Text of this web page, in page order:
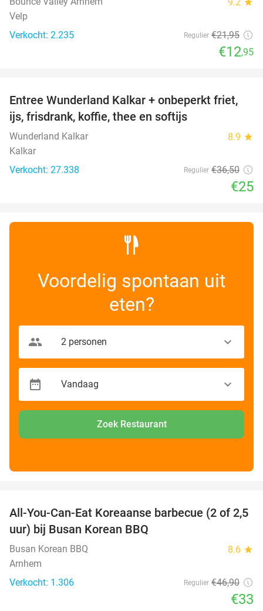
Velp
Verkocht: 2.235
Regulier €21,95
€12,95
32%
Entree Wunderland Kalkar + onbeperkt friet,
ijs, frisdrank, koffie, thee en softijs
Wunderland Kalkar 8.9 star
Kalkar
Verkocht: 27.338
Regulier €36,50
€25
Voordelig spontaan uit
eten?
Zoek Restaurant
30%
All-You-Can-Eat Koreaanse barbecue (2 of 2,5
uur) bij Busan Korean BBQ
Busan Korean BBQ 8.6 star
Arnhem
Verkocht: 1.306
Regulier €46,90
€33